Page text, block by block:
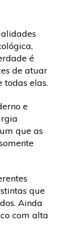
é
de atuar
todas elas.
e
que as
que
Ainda
com alta